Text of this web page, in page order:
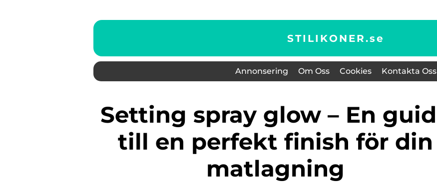
STILIKONER.se
Annonsering Om Oss Cookies Kontakta Oss
Setting spray glow – En guide
till en perfekt finish för din
matlagning